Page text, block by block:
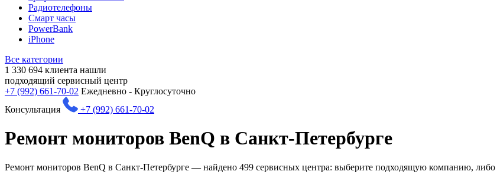
Радиотелефоны
Смарт часы
PowerBank
iPhone
Все категории
1 330 694 клиента нашли
подходящий сервисный центр
+7 (992) 661-70-02 Ежедневно - Круглосуточно
Консультация
+7 (992) 661-70-02
Ремонт мониторов BenQ в Санкт-Петербурге
Ремонт мониторов BenQ в Санкт-Петербурге — найдено 499 сервисных центра: выберите подходящую компанию, либо